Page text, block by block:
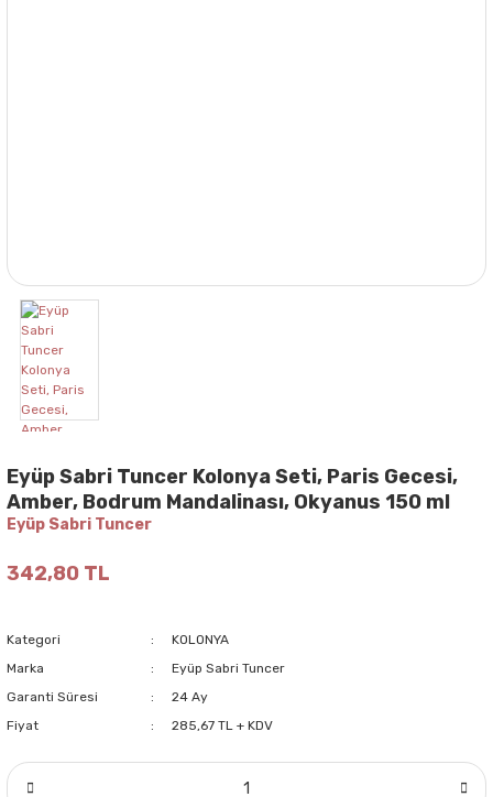
Eyüp Sabri Tuncer Kolonya Seti, Paris Gecesi,
Amber, Bodrum Mandalinası, Okyanus 150 ml
Eyüp Sabri Tuncer
342,80 TL
Kategori
KOLONYA
Marka
Eyüp Sabri Tuncer
Garanti Süresi
24 Ay
Fiyat
285,67 TL + KDV